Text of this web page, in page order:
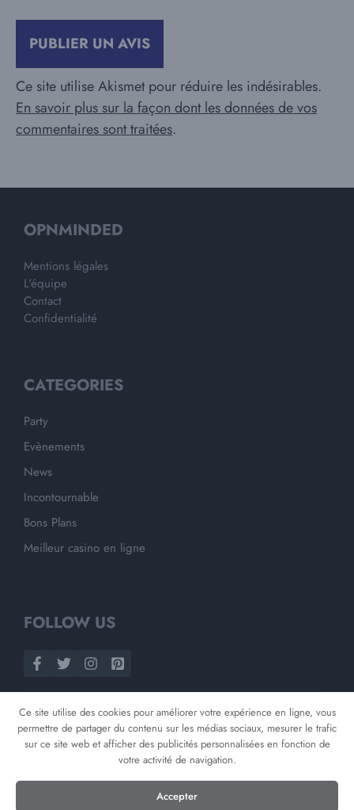
Ce site utilise Akismet pour réduire les indésirables.
En savoir plus sur la façon dont les données de vos
commentaires sont traitées.
OPNMINDED
Mentions légales
L'équipe
Contact
Confidentialité
CATEGORIES
Party
Evènements
News
Incontournable
Bons Plans
Meilleur casino en ligne
FOLLOW US
©2026Opnminded
Ce site utilise des cookies pour améliorer votre expérience en ligne, vous
permettre de partager du contenu sur les médias sociaux, mesurer le trafic
sur ce site web et afficher des publicités personnalisées en fonction de
votre activité de navigation.
Accepter